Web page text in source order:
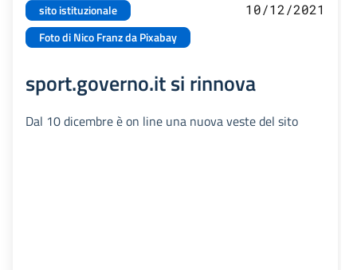
sito istituzionale
Foto di Nico Franz da Pixabay
10/12/2021
sport.governo.it si rinnova
Dal 10 dicembre è on line una nuova veste del sito